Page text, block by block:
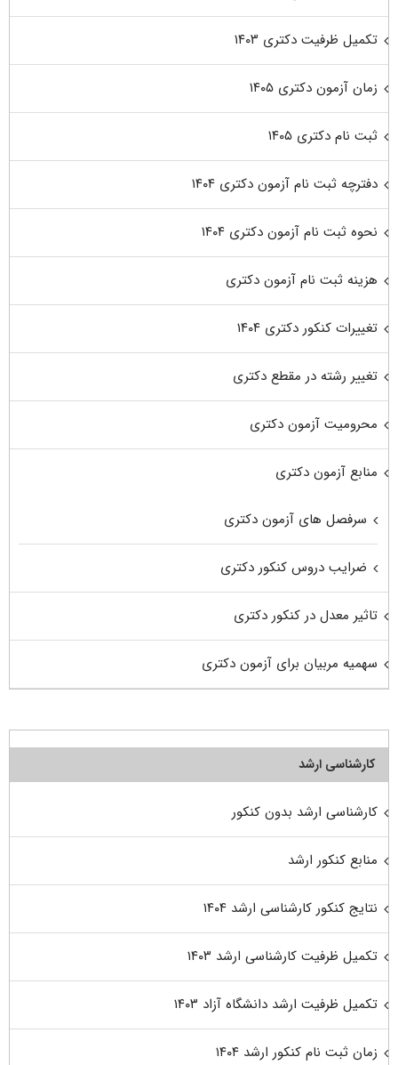
تکمیل ظرفیت دکتری ۱۴۰۳
زمان آزمون دکتری ۱۴۰۵
ثبت نام دکتری ۱۴۰۵
دفترچه ثبت نام آزمون دکتری ۱۴۰۴
نحوه ثبت نام آزمون دکتری ۱۴۰۴
هزینه ثبت نام آزمون دکتری
تغییرات کنکور دکتری ۱۴۰۴
تغییر رشته در مقطع دکتری
محرومیت آزمون دکتری
منابع آزمون دکتری
سرفصل های آزمون دکتری
ضرایب دروس کنکور دکتری
تاثیر معدل در کنکور دکتری
سهمیه مربیان برای آزمون دکتری
کارشناسی ارشد
کارشناسی ارشد بدون کنکور
منابع کنکور ارشد
نتایج کنکور کارشناسی ارشد ۱۴۰۴
تکمیل ظرفیت کارشناسی ارشد ۱۴۰۳
تکمیل ظرفیت ارشد دانشگاه آزاد ۱۴۰۳
زمان ثبت نام کنکور ارشد ۱۴۰۴